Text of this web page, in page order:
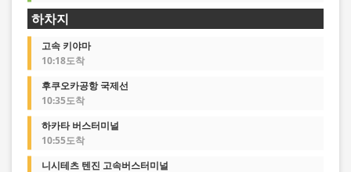
하차지
고속 키야마
10:18도착
후쿠오카공항 국제선
10:35도착
하카타 버스터미널
10:55도착
니시테츠 텐진 고속버스터미널